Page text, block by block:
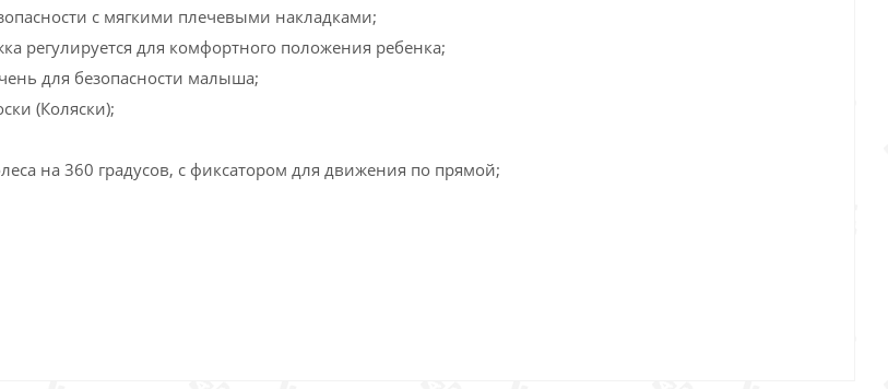
с мягкими плечевыми накладками;
регулируется для комфортного положения ребенка;
для безопасности малыша;
(Коляски);
на 360 градусов, с фиксатором для движения по прямой;